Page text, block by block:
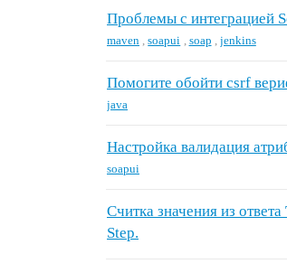
Проблемы с интеграцией
maven ,soapui , soap , jenkins
Помогите обойти сsrf
java
Настройка валидация
soapui
Считка значения из
Step.